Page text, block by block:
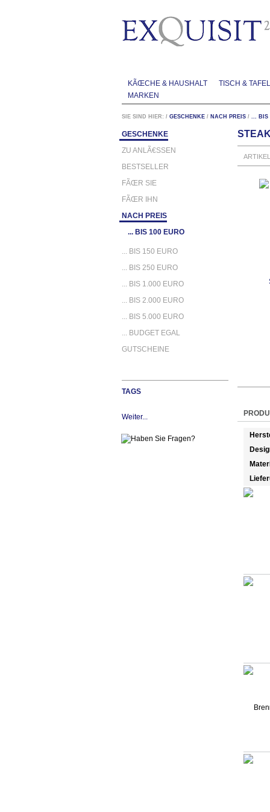
KÃŒCHE & HAUSHALT TISCH & TAFEL
MARKEN
SIE SIND HIER: / GESCHENKE / NACH PREIS / ...
GESCHENKE
ZU ANLÃ€SSEN
BESTSELLER
FÃŒR SIE
FÃŒR IHN
NACH PREIS
... BIS 100 EURO
... BIS 150 EURO
... BIS 250 EURO
... BIS 1.000 EURO
... BIS 2.000 EURO
... BIS 5.000 EURO
... BUDGET EGAL
GUTSCHEINE
TAGS
Weiter...